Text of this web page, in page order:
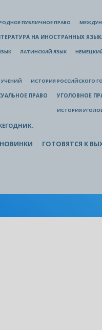
ПУБЛИЧНОЕ ПРАВО
НА ИНОСТРАННЫХ
ЛАТИНСКИЙ ЯЗЫК
ИСТОРИЯ РОССИЙСКОГО
ПРАВО УГОЛОВНОЕ
ИСТОРИЯ
НОВИНКИ ГОТОВЯТСЯ К